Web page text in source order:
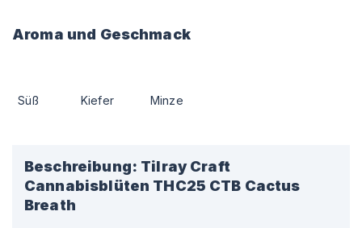
Aroma und Geschmack
Süß Kiefer Minze
Beschreibung: Tilray Craft
Cannabisblüten THC25 CTB Cactus
Breath